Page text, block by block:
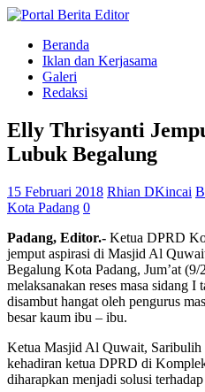
Beranda
Iklan dan Kerjasama
Galeri
Redaksi
Elly Thrisyanti
Lubuk Begalung
15 Februari 2018 Rhian DKincai
Kota Padang 0
Padang, Editor.- Ketua DPRD
jemput aspirasi di Masjid Al
Begalung Kota Padang, Jum’at
melaksanakan reses masa sidang I
disambut hangat oleh pengurus
besar kaum ibu – ibu.
Ketua Masjid Al Quwait, Saribulih
kehadiran ketua DPRD di
diharapkan menjadi solusi